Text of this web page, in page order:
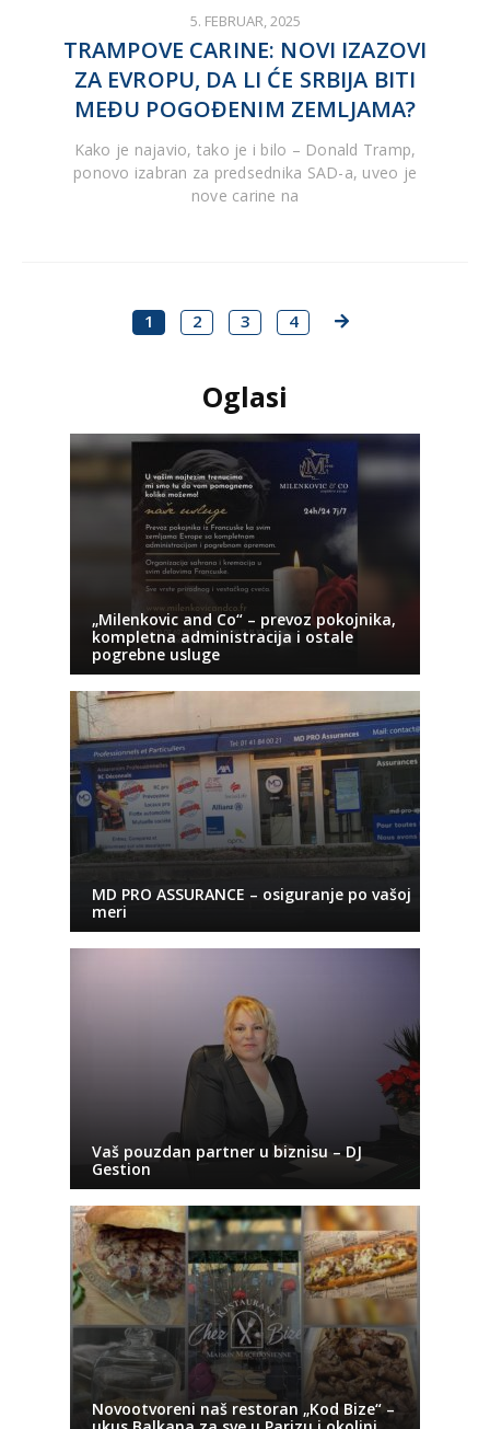
5. FEBRUAR, 2025
TRAMPOVE CARINE: NOVI IZAZOVI
ZA EVROPU, DA LI ĆE SRBIJA BITI
MEĐU POGOĐENIM ZEMLJAMA?
Kako je najavio, tako je i bilo – Donald Tramp,
ponovo izabran za predsednika SAD-a, uveo je
nove carine na
1 2 3 4
Oglasi
„Milenkovic and Co“ – prevoz pokojnika,
kompletna administracija i ostale
pogrebne usluge
MD PRO ASSURANCE – osiguranje po vašoj
meri
Vaš pouzdan partner u biznisu – DJ
Gestion
Novootvoreni naš restoran „Kod Bize“ –